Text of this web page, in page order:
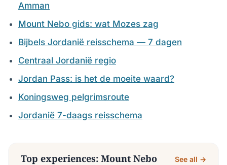
Amman
Mount Nebo gids: wat Mozes zag
Bijbels Jordanië reisschema — 7 dagen
Centraal Jordanië regio
Jordan Pass: is het de moeite waard?
Koningsweg pelgrimsroute
Jordanië 7-daags reisschema
Top experiences: Mount Nebo See all →